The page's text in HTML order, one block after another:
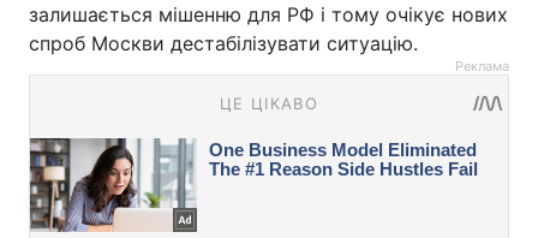
залишається мішенню для РФ і тому очікує нових
спроб Москви дестабілізувати ситуацію.
Реклама